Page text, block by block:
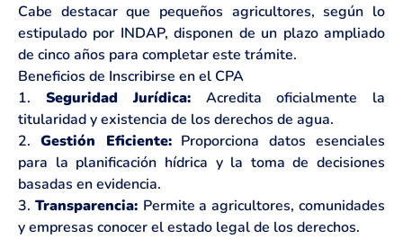
Cabe destacar que pequeños agricultores, según lo
estipulado por INDAP, disponen de un plazo ampliado
de cinco años para completar este trámite.
Beneficios de Inscribirse en el CPA
1. Seguridad Jurídica: Acredita oficialmente la
titularidad y existencia de los derechos de agua.
2. Gestión Eficiente:Proporciona datos esenciales
para la planificación hídrica y la toma de decisiones
basadas en evidencia.
3. Transparencia: Permite a agricultores, comunidades
y empresas conocer el estado legal de los derechos.